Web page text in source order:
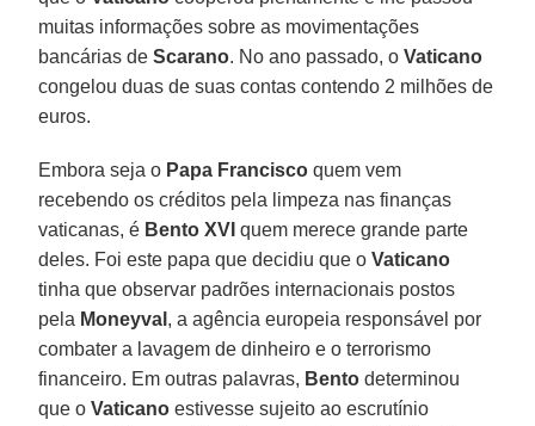
muitas informações sobre as movimentações
bancárias deScarano. No ano passado, oVaticano
congelou duas de suas contas contendo 2 milhões de
euros.
Embora seja o Papa Francisco quem vem
recebendo os créditos pela limpeza nas finanças
vaticanas, é Bento XVI quem merece grande parte
deles. Foi este papa que decidiu que oVaticano
tinha que observar padrões internacionais postos
pela Moneyval , a agência europeia responsável por
combater a lavagem de dinheiro e o terrorismo
financeiro. Em outras palavras, Bento determinou
que oVaticano estivesse sujeito ao escrutínio